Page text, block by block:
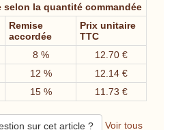
selon la quantité commandée
Remise
accordée
Prix unitaire
TTC
8 %
12.70 €
12 %
12.14 €
15 % 11.73 €
sur cet article ?
Voir tous